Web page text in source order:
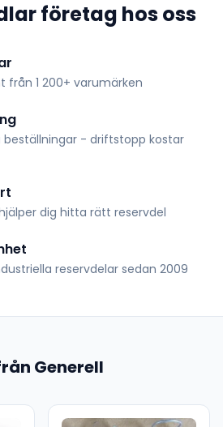
företag hos oss
från 1 200+ varumärken
beställningar - driftstopp kostar
dig hitta rätt reservdel
reservdelar sedan 2009
Generell